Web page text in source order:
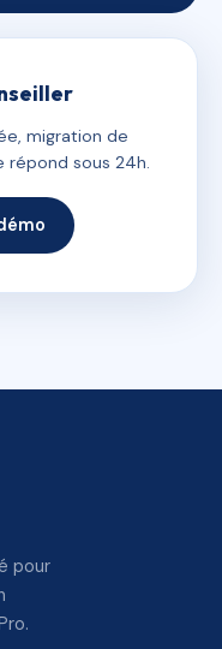
migration de
sous 24h.
pour